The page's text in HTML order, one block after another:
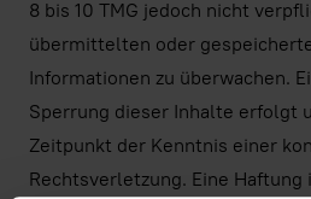
8 bis 10 TMG jedoch nicht
übermittelten oder
Informationen zu überwachen.
Sperrung dieser Inhalte erfolgt
Zeitpunkt der Kenntnis einer
Rechtsverletzung. Eine Haftung